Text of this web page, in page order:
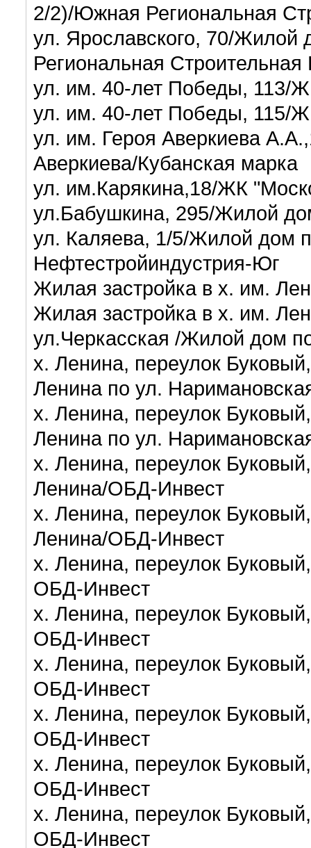
2/2)/Южная Региональная
ул. Ярославского, 70/Жилой
Региональная
ул. им. 40-лет Победы, 113/
ул. им. 40-лет Победы, 115/
ул. им. Героя Аверкиева
Аверкиева/Кубанская марка
ул. им.Карякина,18/ЖК
ул.Бабушкина, 295/Жилой
ул. Каляева, 1/5/Жилой дом
Нефтестройиндустрия-Юг
Жилая застройка в х. им.
Жилая застройка в х. им.
ул.Черкасская /Жилой дом
х. Ленина, переулок
Ленина по ул.
х. Ленина, переулок
Ленина по ул.
х. Ленина, переулок
Ленина/ОБД-Инвест
х. Ленина, переулок
Ленина/ОБД-Инвест
х. Ленина, переулок
ОБД-Инвест
х. Ленина, переулок
ОБД-Инвест
х. Ленина, переулок
ОБД-Инвест
х. Ленина, переулок
ОБД-Инвест
х. Ленина, переулок
ОБД-Инвест
х. Ленина, переулок
ОБД-Инвест